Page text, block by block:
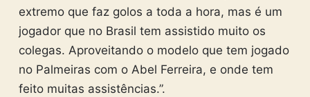
extremo que faz golos a toda a hora, mas é um
jogador que no Brasil tem assistido muito os
colegas. Aproveitando o modelo que tem jogado
no Palmeiras com o Abel Ferreira, e onde tem
feito muitas assistências.”.